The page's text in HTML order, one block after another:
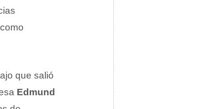
que salió
Edmund